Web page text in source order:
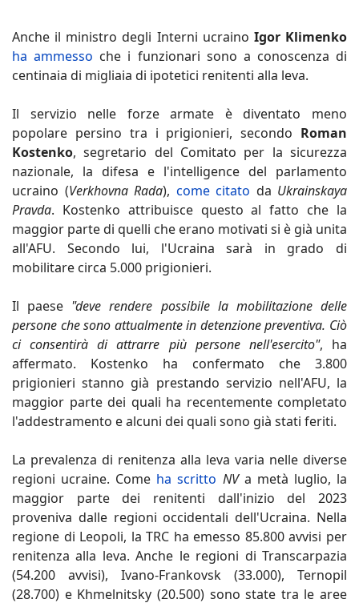
Anche il ministro degli Interni ucraino Igor Klimenko
ha ammesso che i funzionari sono a conoscenza di
centinaia di migliaia di ipotetici renitenti alla leva.
Il servizio nelle forze armate è diventato meno
popolare persino tra i prigionieri, secondo Roman
Kostenko, segretario del Comitato per la sicurezza
nazionale, la difesa e l'intelligence del parlamento
ucraino (Verkhovna Rada), come citato da Ukrainskaya
Pravda. Kostenko attribuisce questo al fatto che la
maggior parte di quelli che erano motivati si è già unita
all'AFU. Secondo lui, l'Ucraina sarà in grado di
mobilitare circa 5.000 prigionieri.
Il paese "deve rendere possibile la mobilitazione delle
persone che sono attualmente in detenzione preventiva. Ciò
ci consentirà di attrarre più persone nell'esercito", ha
affermato. Kostenko ha confermato che 3.800
prigionieri stanno già prestando servizio nell'AFU, la
maggior parte dei quali ha recentemente completato
l'addestramento e alcuni dei quali sono già stati feriti.
La prevalenza di renitenza alla leva varia nelle diverse
regioni ucraine. Come ha scritto NV a metà luglio, la
maggior parte dei renitenti dall'inizio del 2023
proveniva dalle regioni occidentali dell'Ucraina. Nella
regione di Leopoli, la TRC ha emesso 85.800 avvisi per
renitenza alla leva. Anche le regioni di Transcarpazia
(54.200 avvisi), Ivano-Frankovsk (33.000), Ternopil
(28.700) e Khmelnitsky (20.500) sono state tra le aree